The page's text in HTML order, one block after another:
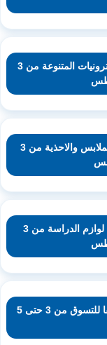
عروض الميرة ماركت على الالكترونيات المتنوعة من 3
عروض مركز الجودة والتوفير للملابس والاحذية من 3
عروض نستو هايبر ماركت على لوازم الدراسة من 3
عروض ك ام هايبر ماركت والصفا للتسوق من 3 حتى 5